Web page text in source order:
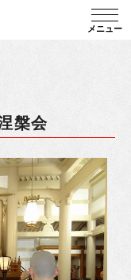
メニュー
槃会